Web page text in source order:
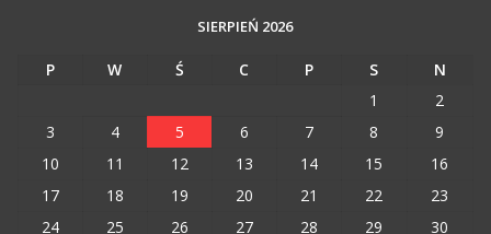
SIERPIEŃ 2026
P W Ś C P S
N
1
2
3
4 5 6 7 8
9
10
11 12 13 14 15
16
17
18 19 20 21 22
23
24
25 26 27 28 29
30